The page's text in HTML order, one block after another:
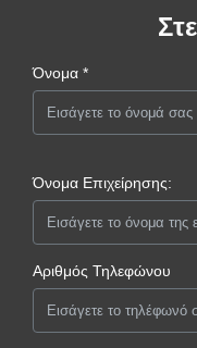
Όνομα *
Όνομα Επιχείρησης:
Αριθμός Τηλεφώνου